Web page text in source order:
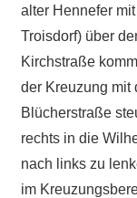
alter Hennefer
Troisdorf) über
Kirchstraße
der Kreuzung mit
Blücherstraße
rechts in die
nach links zu
im